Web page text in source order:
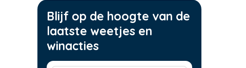
Blijf op de hoogte van de
laatste weetjes en
winacties